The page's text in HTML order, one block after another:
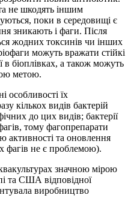
не шкодять іншим
поки в середовищі є
зникають і фаги. Після
жодних токсинів чи інших
можуть вражати стійкі
в біоплівках, а також можуть
метою.
особливості їх
кількох видів бактерій
до цих видів; бактерії
тому фагопрепарати
активності та оновлення
фагів не є проблемою).
значною мірою
та США відповідної
виробництво